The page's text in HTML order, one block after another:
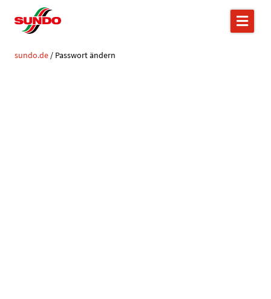
sundo.de / Passwort ändern